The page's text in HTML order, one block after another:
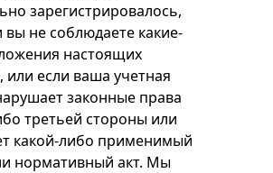
зарегистрировалось,
вы не соблюдаете какие-
настоящих
или если ваша учетная
законные права
третьей стороны или
какой-либо применимый
нормативный акт. Мы